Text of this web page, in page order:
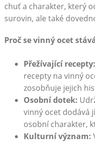
chuť⁣ a charakter, který
surovin, ale⁣ také
Proč ⁢se vinný ocet
Přežívající recepty:
recepty na ⁤vinný
zosobňuje jejich
Osobní dotek:
⁣vinný ocet dodává
osobní ⁤charakter,
Kulturní význam: